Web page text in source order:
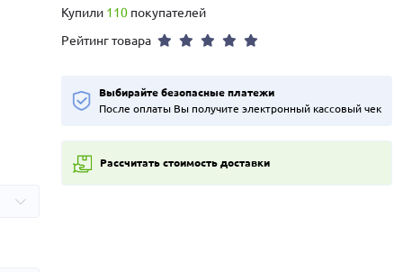
Купили 110 покупателей
Рейтинг товара
Выбирайте безопасные платежи
После оплаты Вы получите электронный кассовый чек
Рассчитать стоимость доставки